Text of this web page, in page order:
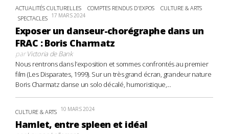
ACTUALITÉS CULTURELLES COMPTES RENDUS D'EXPOS
CULTURE & ARTS
SPECTACLES 17 MARS 2024
Exposer un danseur-chorégraphe dans un
FRAC : Boris Charmatz
parVictoria de Bank
Nous rentrons dans l’exposition et sommes confrontés au premier
film (Les Disparates, 1999). Sur un très grand écran, grandeur nature
Boris Charmatz danse un solo décalé, humoristique,...
CULTURE & ARTS 10 MARS 2024
Hamlet, entre spleen et idéal